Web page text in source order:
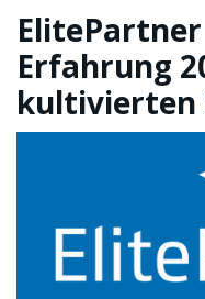
Erfahrung
kultivierten